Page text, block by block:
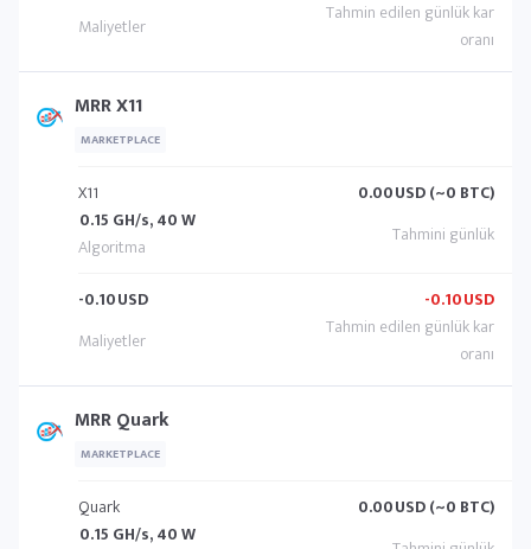
MRR X11
MARKETPLACE
X11
0.15 GH/s, 40 W
0.00USD (~0 BTC)
-0.10USD -0.10USD
MRR Quark
MARKETPLACE
Quark
0.15 GH/s, 40 W
0.00USD (~0 BTC)